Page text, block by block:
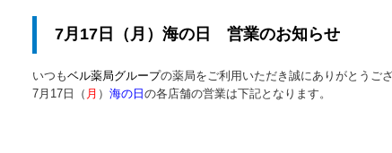
7月17日（月）海の日 営業のお知らせ
いつもベル薬局グループの薬局をご利用いただき誠にありがとうござ
7月17日（ 月 ） 海の日 の各店舗の営業は下記となります。